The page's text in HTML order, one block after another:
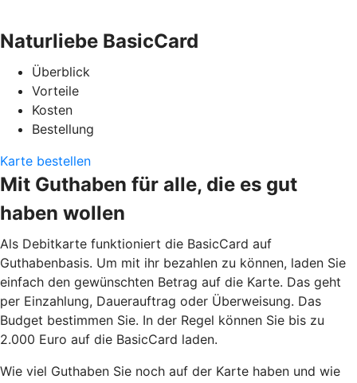
Naturliebe BasicCard
Überblick
Vorteile
Kosten
Bestellung
Karte bestellen
Mit Guthaben für alle, die es gut
haben wollen
Als Debitkarte funktioniert die BasicCard auf
Guthabenbasis. Um mit ihr bezahlen zu können, laden Sie
einfach den gewünschten Betrag auf die Karte. Das geht
per Einzahlung, Dauerauftrag oder Überweisung. Das
Budget bestimmen Sie. In der Regel können Sie bis zu
2.000 Euro auf die BasicCard laden.
Wie viel Guthaben Sie noch auf der Karte haben und wie